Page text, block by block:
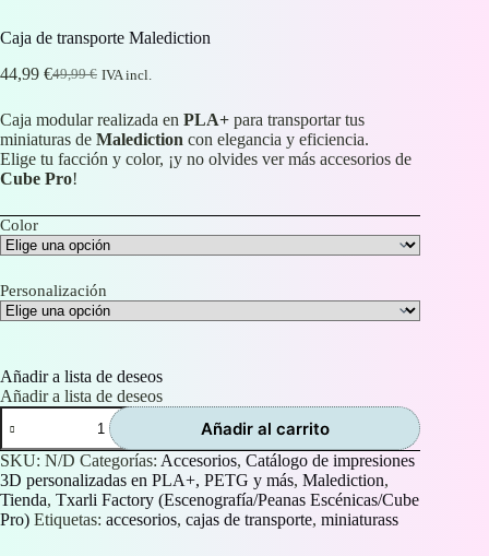
Caja de transporte Malediction
49,99€
El
original
era:
49,99 €.
44,99 €El
actual
es:
44,99 €.
IVA incl.
Caja modular realizada en PLA+ para transportar tus
miniaturas de Malediction con elegancia y eficiencia.
Elige tu facción y color, ¡y no olvides ver más accesorios de
Cube Pro!
Color
Personalización
Añadir a lista de deseos
Añadir a lista de deseos
Caja
de
transporte
Malediction
cantidad
Añadir al carrito
SKU: N/D Categorías: Accesorios, Catálogo de impresiones
3D personalizadas en PLA+, PETG y más, Malediction,
Tienda, Txarli Factory (Escenografía/Peanas Escénicas/Cube
Pro) Etiquetas: accesorios, cajas de transporte, miniaturass